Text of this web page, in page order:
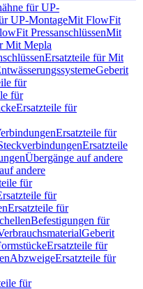
für UP-
UP-MontageMit FlowFit
PressanschlüssenMit
Mit Mepla
Ersatzteile für Mit
Geberit
für
für
Ersatzteile für
Ersatzteile für
Ersatzteile
Übergänge auf andere
andere
für
für
Ersatzteile für
Befestigungen für
Geberit
Ersatzteile für
AbzweigeErsatzteile für
für